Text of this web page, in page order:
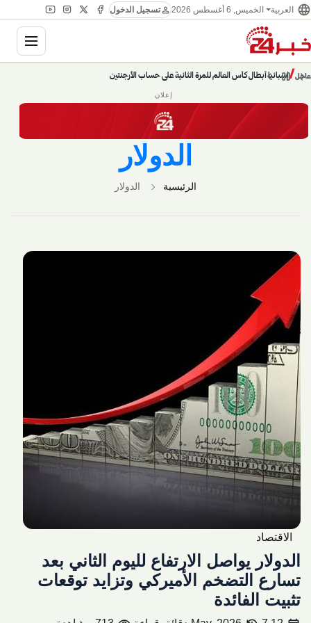
language العربية الخميس, 6 أغسطس 2026 personتسجيل الدخول
عاجل/إسبانيا أبطال كأس العالم للمرة الثانية على حساب الأرجنتين chevron_right
pause
chevron_left
إعلان
الدولار
الرئيسية الدولار
الاقتصاد
الدولار يواصل الارتفاع لليوم الثاني بعد
تسارع التضخم الأميركي وتزايد توقعات
تثبيت الفائدة